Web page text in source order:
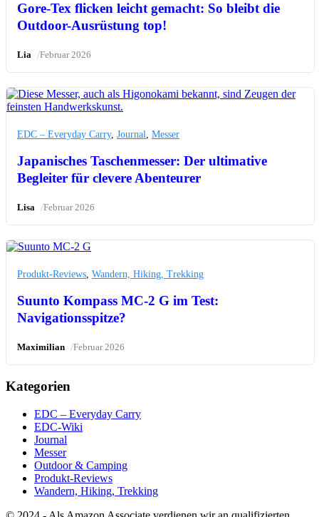
Gore-Tex flicken leicht gemacht: So bleibt die
Outdoor-Ausrüstung top!
Lia /Februar 2026
EDC – Everyday Carry, Journal, Messer
Japanisches Taschenmesser: Der ultimative
Begleiter für clevere Abenteurer
Lisa /Februar 2026
Produkt-Reviews, Wandern, Hiking, Trekking
Suunto Kompass MC-2 G im Test:
Navigationsspitze?
Maximilian /Februar 2026
Kategorien
EDC – Everyday Carry
EDC-Wiki
Journal
Messer
Outdoor & Camping
Produkt-Reviews
Wandern, Hiking, Trekking